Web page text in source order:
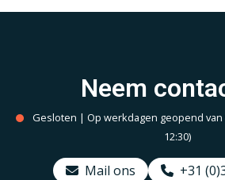
Neem
Gesloten | Op werkdagen geopend van
12:30)
Mail ons
+31